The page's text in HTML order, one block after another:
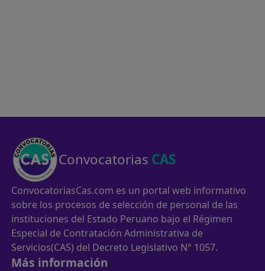
Convocatorias CAS
ConvocatoriasCas.com es un portal web informativo
sobre los procesos de selección de personal de las
instituciones del Estado Peruano bajo el Régimen
Especial de Contratación Administrativa de
Servicios(CAS) del Decreto Legislativo N° 1057.
Más información